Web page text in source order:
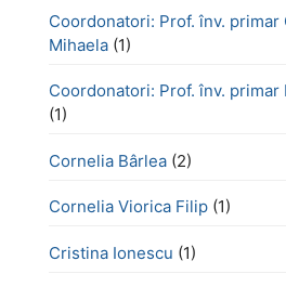
Coordonatori: Prof. înv. primar
Mihaela (1)
Coordonatori: Prof. înv.
(1)
Cornelia Bârlea (2)
Cornelia Viorica Filip (1)
Cristina Ionescu (1)